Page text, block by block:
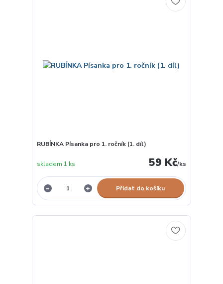
RUBÍNKA Písanka pro 1. ročník (1. díl)
59 Kč/ks
skladem 1 ks
Přidat do košíku